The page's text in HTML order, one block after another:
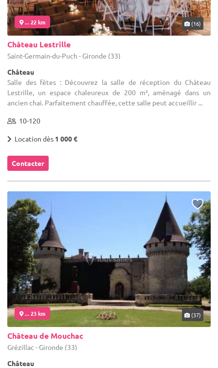
... 22 km (16)
Château Lestrille
Saint-Germain-du-Puch - Gironde (33)
Château
Salle des fêtes : Découvrez la salle de réception du Château
Lestrille, un espace chaleureux de 200 m², aménagé dans un
ancien chai. Parfaitement chauffée, cette salle peut accueillir ...
10-120
Location dès 1 000 €
Contacter
... 23 km (37)
Château de Mouchac
Grézillac - Gironde (33)
Château